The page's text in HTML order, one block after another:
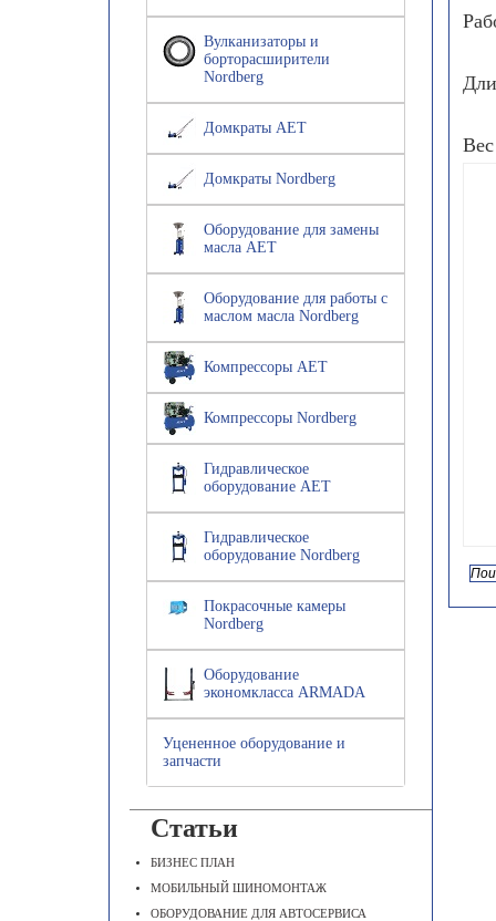
Вулканизаторы и
борторасширители
Nordberg
Домкраты AET
Домкраты Nordberg
Оборудование для замены
масла AET
Оборудование для работы с
маслом масла Nordberg
Компрессоры AET
Компрессоры Nordberg
Гидравлическое
оборудование AET
Гидравлическое
оборудование Nordberg
Покрасочные камеры
Nordberg
Оборудование
экономкласса ARMADA
Уцененное оборудование и
запчасти
Статьи
БИЗНЕС ПЛАН
МОБИЛЬНЫЙ ШИНОМОНТАЖ
ОБОРУДОВАНИЕ ДЛЯ АВТОСЕРВИСА